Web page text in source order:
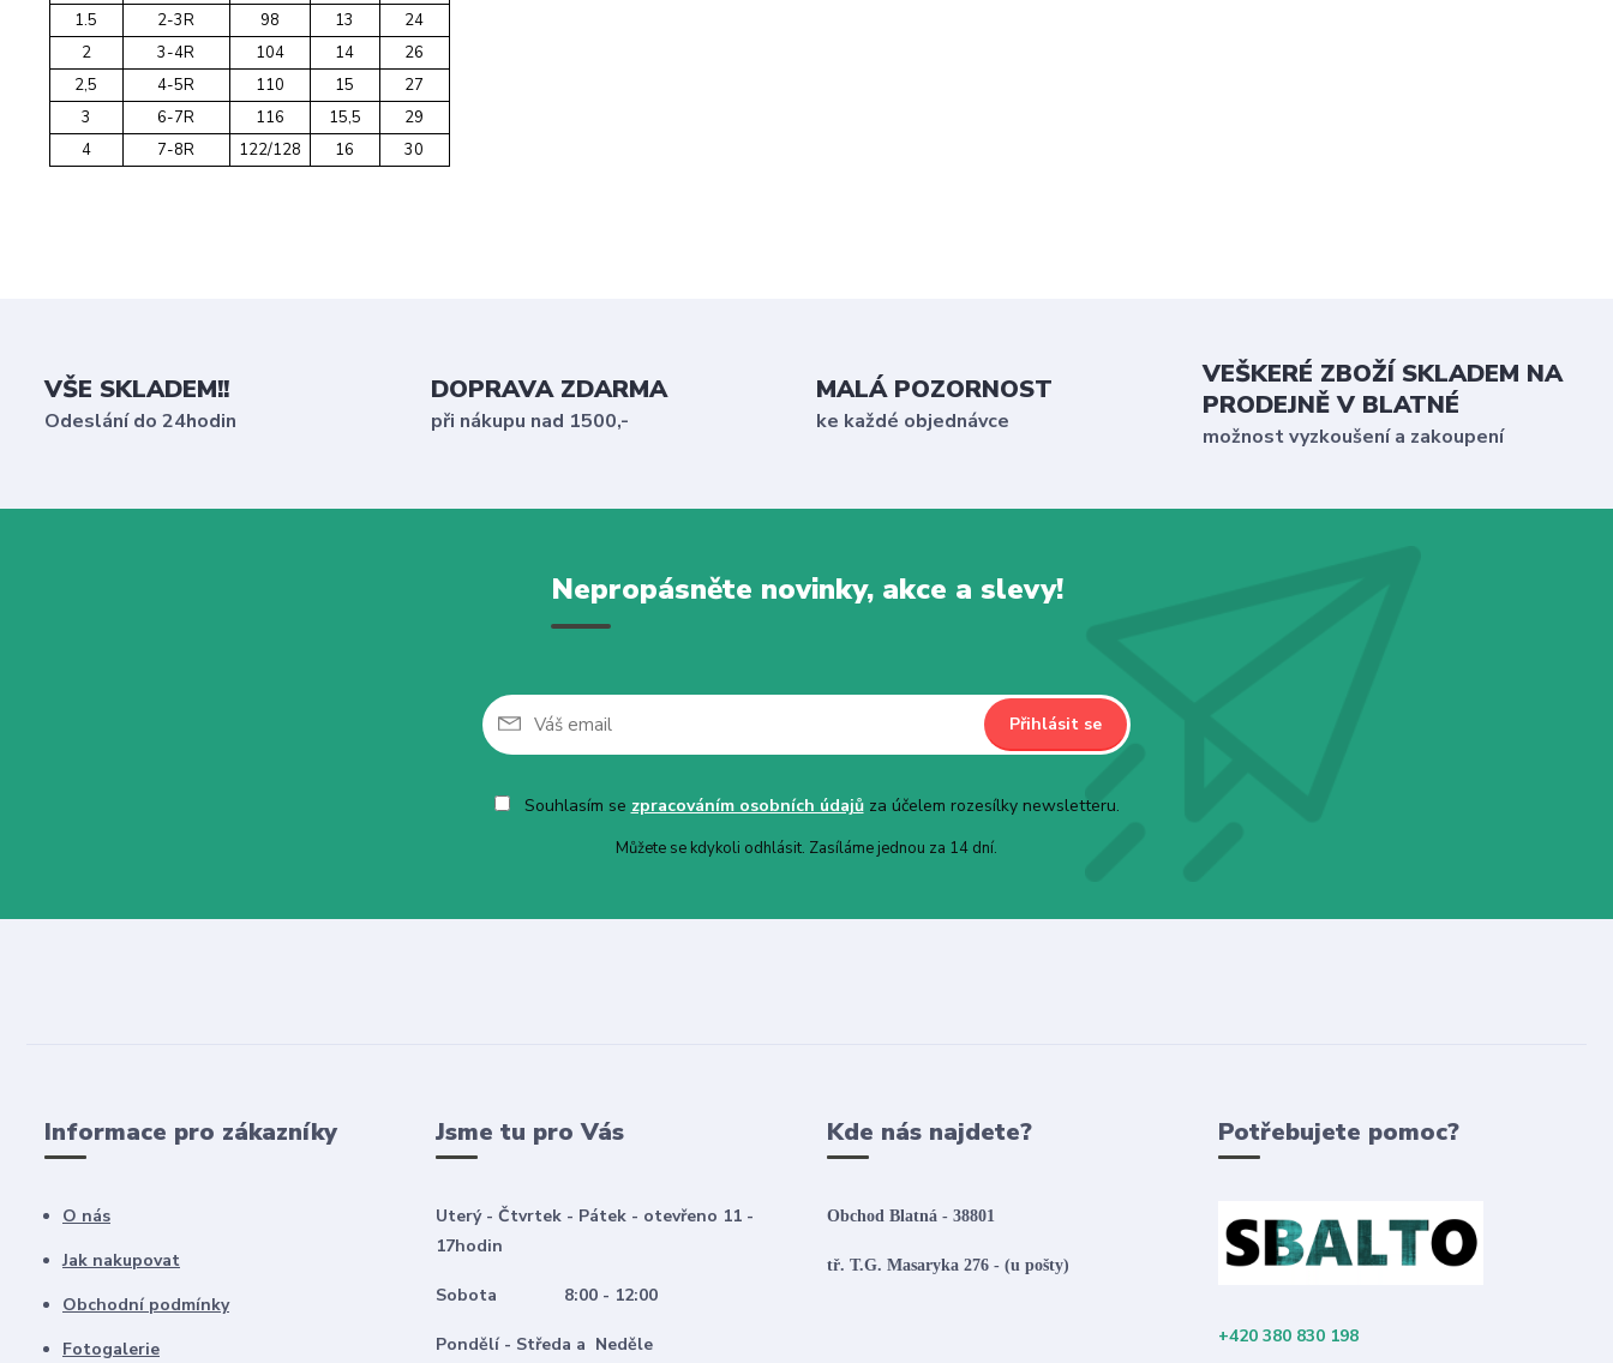
1.5
2-3R 98 13
24
2
3-4R 104 14
26
2,5
4-5R 110 15
27
3
6-7R 116 15,5
29
4
7-8R 122/128 16 30
VŠE SKLADEM!!
Odeslání do 24hodin
DOPRAVA ZDARMA
při nákupu nad 1500,-
MALÁ POZORNOST
ke každé objednávce
VEŠKERÉ ZBOŽÍ SKLADEM NA
PRODEJNĚ V BLATNÉ
možnost vyzkoušení a zakoupení
Nepropásněte novinky, akce a slevy!
Přihlásit se
Souhlasím se zpracováním osobních údajůza účelem rozesílky newsletteru.
Můžete se kdykoli odhlásit. Zasíláme jednou za 14 dní.
Informace pro zákazníky
O nás
Jak nakupovat
Obchodní podmínky
Fotogalerie
Jsme tu pro Vás
Uterý - Čtvrtek - Pátek - otevřeno 11 -
17hodin
Sobota 8:00 - 12:00
Pondělí - Středa a Neděle
Kde nás najdete?
Obchod Blatná - 38801
tř. T.G. Masaryka 276 - (u pošty)
Potřebujete pomoc?
+420 380 830 198